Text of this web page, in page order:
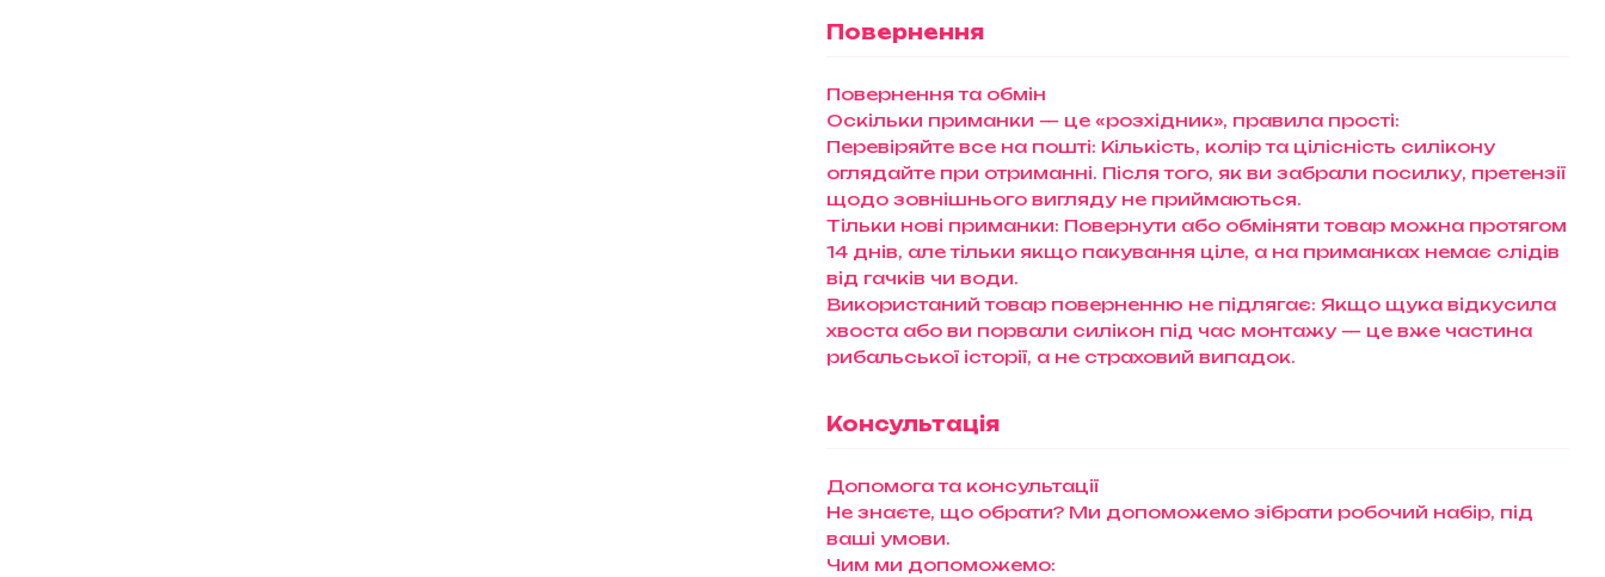
Повернення
Повернення та обмін
Оскільки приманки — це «розхідник», правила прості:
Перевіряйте все на пошті: Кількість, колір та цілісність силікону
оглядайте при отриманні. Після того, як ви забрали посилку, претензії
щодо зовнішнього вигляду не приймаються.
Тільки нові приманки: Повернути або обміняти товар можна протягом
14 днів, але тільки якщо пакування ціле, а на приманках немає слідів
від гачків чи води.
Використаний товар поверненню не підлягає: Якщо щука відкусила
хвоста або ви порвали силікон під час монтажу — це вже частина
рибальської історії, а не страховий випадок.
Консультація
Допомога та консультації
Не знаєте, що обрати? Ми допоможемо зібрати робочий набір, під
ваші умови.
Чим ми допоможемо: